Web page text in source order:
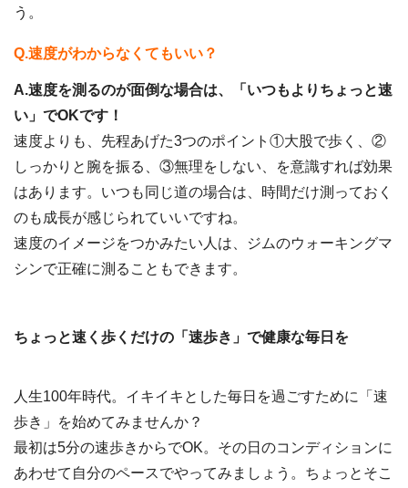
う。
Q.速度がわからなくてもいい？
A.速度を測るのが面倒な場合は、「いつもよりちょっと速
い」でOKです！
速度よりも、先程あげた3つのポイント①大股で歩く、②
しっかりと腕を振る、③無理をしない、を意識すれば効果
はあります。いつも同じ道の場合は、時間だけ測っておく
のも成長が感じられていいですね。
速度のイメージをつかみたい人は、ジムのウォーキングマ
シンで正確に測ることもできます。
ちょっと速く歩くだけの「速歩き」で健康な毎日を
人生100年時代。イキイキとした毎日を過ごすために「速
歩き」を始めてみませんか？
最初は5分の速歩きからでOK。その日のコンディションに
あわせて自分のペースでやってみましょう。ちょっとそこ